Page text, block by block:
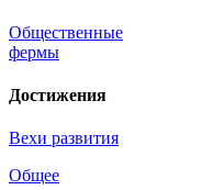
Общественные
фермы
Достижения
Вехи развития
Общее